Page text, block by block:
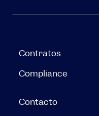
Contratos
Compliance
Contacto